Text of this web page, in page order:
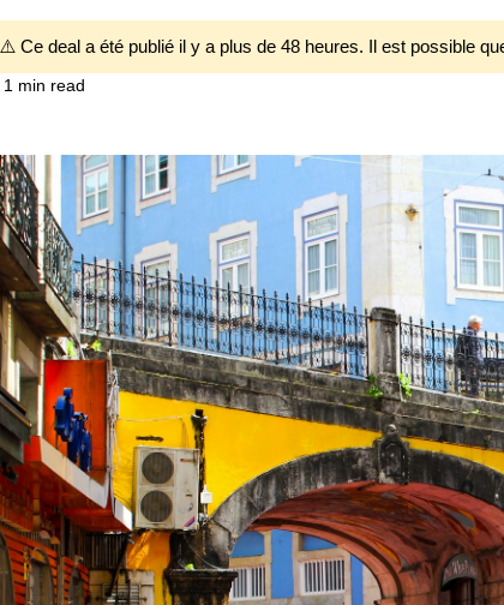
⚠️ Ce deal a été publié il y a plus de 48 heures. Il est possible
1 min read